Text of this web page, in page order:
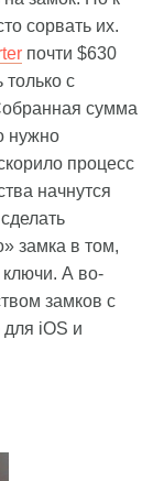
сорвать их.
почти $630
с
сумма
нужно
процесс
начнутся
замка в том,
ключи. А во-
замков с
iOS и